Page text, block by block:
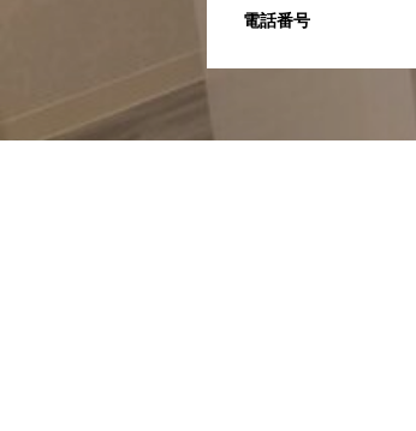
電話番号